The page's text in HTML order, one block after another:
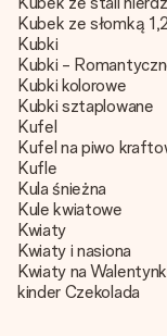
Kubek ze słomką
Kubki
Kubki -
Kubki kolorowe
Kubki sztaplowane
Kufel
Kufel na piwo
Kufle
Kula śnieżna
Kule kwiatowe
Kwiaty
Kwiaty i nasiona
Kwiaty na
kinder Czekolada